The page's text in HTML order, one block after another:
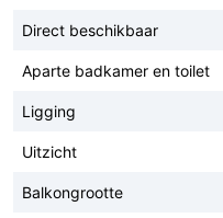
Direct beschikbaar
Aparte badkamer en toilet
Ligging
Uitzicht
Balkongrootte